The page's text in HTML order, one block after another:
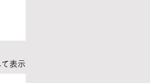
表示